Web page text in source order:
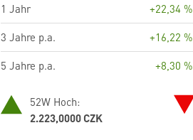
1 Jahr
+22,34 %
3 Jahre p.a.
+16,22 %
5 Jahre p.a.
+8,30 %
52W Hoch:
2.223,0000 CZK